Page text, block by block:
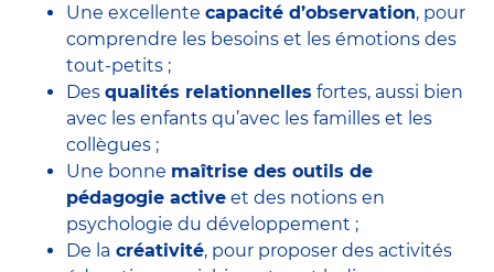
Une excellente capacité d’observation, pour
comprendre les besoins et les émotions des
tout-petits ;
Des qualités relationnelles fortes, aussi bien
avec les enfants qu’avec les familles et les
collègues ;
Une bonne maîtrise des outils de
pédagogie active et des notions en
psychologie du développement ;
De la créativité, pour proposer des activités